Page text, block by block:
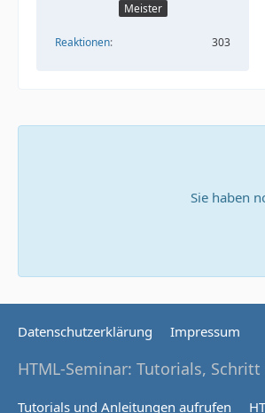
Meister
Reaktionen 303
Sie haben
Datenschutzerklärung Impressum
HTML-Seminar: Tutorials,
Tutorials und Anleitungen aufrufen